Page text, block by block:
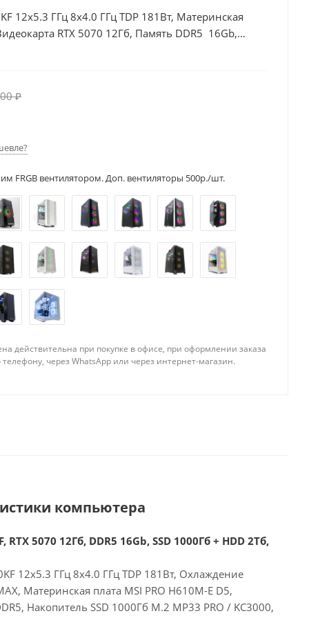
12x5.3 ГГц 8x4.0 ГГц TDP 181Вт, Материнская
RTX 5070 12Гб, Память DDR5 16Gb,
₽
FRGB вентилятором. Доп. вентиляторы 500р./шт.
действительна при покупке в офисе, при оформлении заказа
телефону, через WhatsApp или через интернет-магазин.
компьютера
5070 12Гб, DDR5 16Gb, SSD 1000Гб + HDD 2Тб,
12x5.3 ГГц 8x4.0 ГГц TDP 181Вт, Охлаждение
Материнская плата MSI PRO H610M-E D5,
Накопитель SSD 1000Гб M.2 MP33 PRO / KC3000,